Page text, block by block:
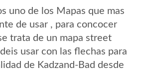
uno de los Mapas que mas
de usar , para concocer
trata de un mapa street
usar con las flechas para
de Kadzand-Bad desde